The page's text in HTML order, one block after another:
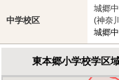
中学校区
城郷
(神奈
城郷
東本郷小学校学区